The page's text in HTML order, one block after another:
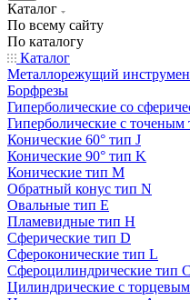
Каталог
По всему сайту
По каталогу
Каталог
Металлорежущий
Борфрезы
Гиперболические cо
Гиперболические с точеным
Конические 60° тип J
Конические 90° тип K
Конические тип M
Обратный конус тип N
Овальные тип E
Пламевидные тип H
Сферические тип D
Сфероконические тип L
Сфероцилиндрические тип C
Цилиндрические с